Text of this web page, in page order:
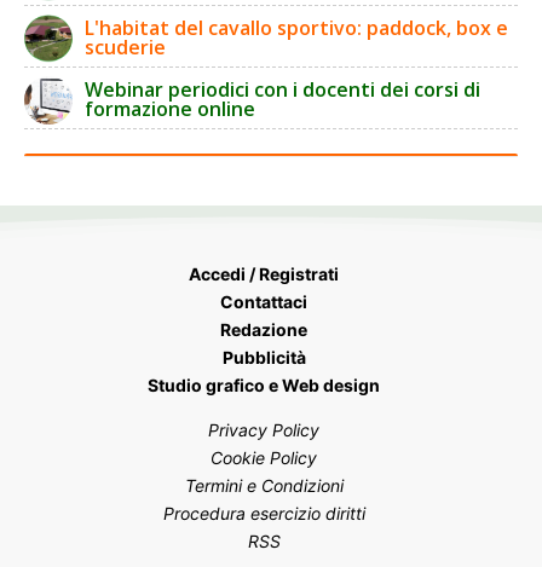
L'habitat del cavallo sportivo: paddock, box e
scuderie
Webinar periodici con i docenti dei corsi di
formazione online
Accedi / Registrati
Contattaci
Redazione
Pubblicità
Studio grafico e Web design
Privacy Policy
Cookie Policy
Termini e Condizioni
Procedura esercizio diritti
RSS